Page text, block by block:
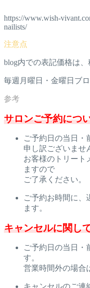
https://www.wish-
nailists/
blog内での表記価格は、
毎週月曜日・金曜日ブ
サロンご予約につ
ご予約日の当日・
申し訳ございませ
お客様のトリート
ますので
ご了承ください。
ご予約お時間に、
ます。
キャンセルに関し
ご予約日の当日・
す。
営業時間外の場合
キャンセルのご連